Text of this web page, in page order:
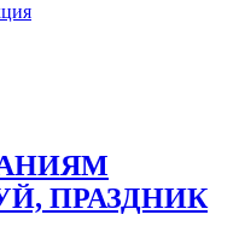
ПРАЗДНИК